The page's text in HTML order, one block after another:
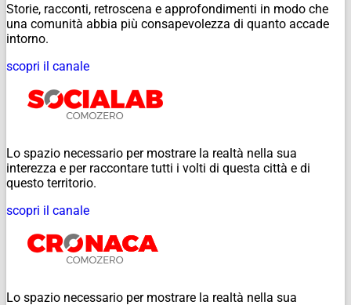
Storie, racconti, retroscena e approfondimenti in modo che
una comunità abbia più consapevolezza di quanto accade
intorno.
scopri il canale
Lo spazio necessario per mostrare la realtà nella sua
interezza e per raccontare tutti i volti di questa città e di
questo territorio.
scopri il canale
Lo spazio necessario per mostrare la realtà nella sua